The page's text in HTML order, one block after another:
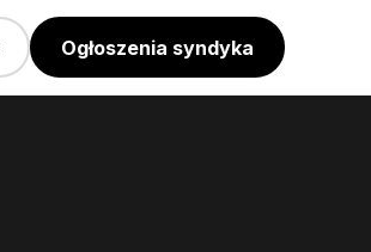
Ogłoszenia syndyka